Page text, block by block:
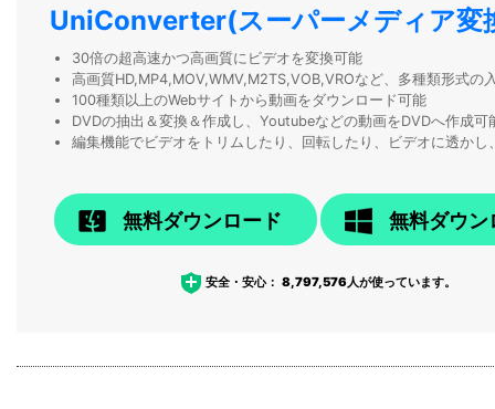
UniConverter(スーパーメディア変
30倍の超高速かつ高画質にビデオを変換可能
高画質HD,MP4,MOV,WMV,M2TS,VOB,VROなど、多種類形式の
100種類以上のWebサイトから動画をダウンロード可能
DVDの抽出＆変換＆作成し、Youtubeなどの動画をDVDへ作成可
編集機能でビデオをトリムしたり、回転したり、ビデオに透か
無料ダウンロード 無料ダウン
安全・安心：8,797,576人が使っています。